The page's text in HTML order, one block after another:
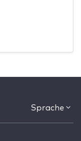
Sprache